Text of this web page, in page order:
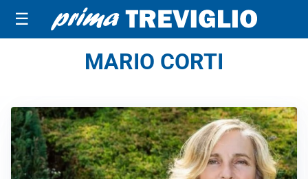
☰
MARIO CORTI